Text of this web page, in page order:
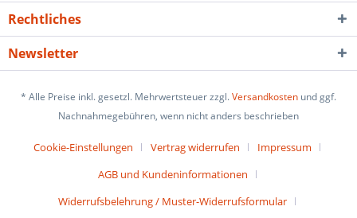
Rechtliches
Newsletter
* Alle Preise inkl. gesetzl. Mehrwertsteuer zzgl.Versandkosten und ggf.
Nachnahmegebühren, wenn nicht anders beschrieben
Cookie-Einstellungen Vertrag widerrufen
Impressum
AGB und Kundeninformationen
Widerrufsbelehrung / Muster-Widerrufsformular